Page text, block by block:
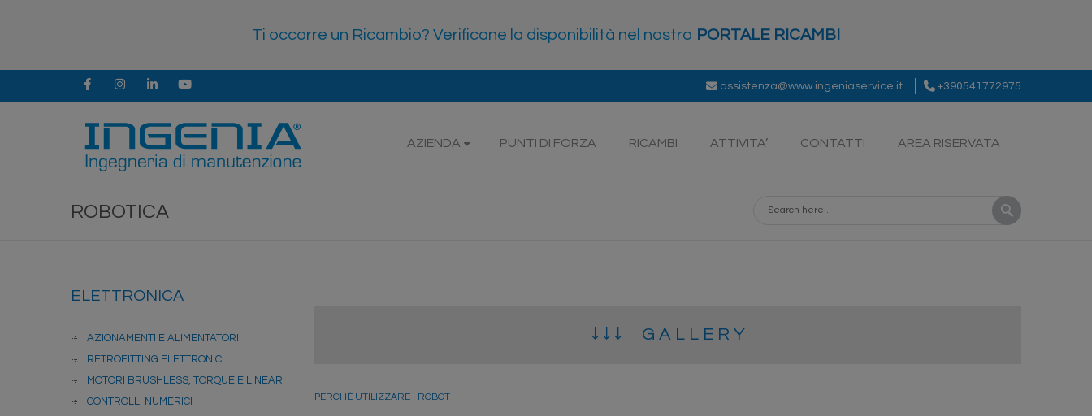
Ti occorre un Ricambio? Verificane la disponibilità nel nostro PORTALE RICAMBI
assistenza@www.ingeniaservice.it +390541772975
AZIENDA PUNTI DI FORZA RICAMBI ATTIVITA’ CONTATTI AREA RISERVATA
ROBOTICA
ELETTRONICA
AZIONAMENTI E ALIMENTATORI
RETROFITTING ELETTRONICI
MOTORI BRUSHLESS, TORQUE E LINEARI
CONTROLLI NUMERICI
↓ ↓ ↓ G A L L E R Y
PERCHÈ UTILIZZARE I ROBOT